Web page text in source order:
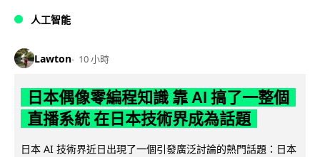
人工智能
Lawton 10 小時
日本偶像零編程知識 靠 AI 搞了一整個
直播系統 在日本技術界成為話題
日本 AI 技術界近日出現了一個引發廣泛討論的熱門話題：日本